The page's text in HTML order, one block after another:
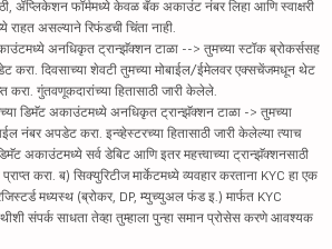
ॲप्लिकेशन फॉर्ममध्ये केवळ बँक अकाउंट नंबर लिहा आणि स्वाक्षरी
असल्याने रिफंडची चिंता नाही.
अनधिकृत ट्रान्झॅक्शन टाळा --> तुमच्या स्टॉक ब्रोकर्ससह
करा. दिवसाच्या शेवटी तुमच्या मोबाईल/ईमेलवर एक्सचेंजमधून थेट
करा. गुंतवणूकदारांच्या हितासाठी जारी केलेले.
डिमॅट अकाउंटमध्ये अनधिकृत ट्रान्झॅक्शन टाळा -> तुमच्या
नंबर अपडेट करा. इन्व्हेस्टरच्या हितासाठी जारी केलेल्या त्याच
अकाउंटमध्ये सर्व डेबिट आणि इतर महत्त्वाच्या ट्रान्झॅक्शनसाठी
करा. ब) सिक्युरिटीज मार्केटमध्ये व्यवहार करताना KYC हा एक
मध्यस्थ (ब्रोकर, DP, म्युच्युअल फंड इ.) मार्फत KYC
संपर्क साधता तेव्हा तुम्हाला पुन्हा समान प्रोसेस करणे आवश्यक